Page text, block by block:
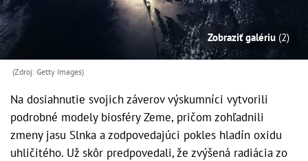
Zobraziť galériu (2)
(Zdroj: Getty Images)
Na dosiahnutie svojich záverov výskumníci vytvorili
podrobné modely biosféry Zeme, pričom zohľadnili
zmeny jasu Slnka a zodpovedajúci pokles hladín oxidu
uhličitého. Už skôr predpovedali, že zvýšená radiácia zo